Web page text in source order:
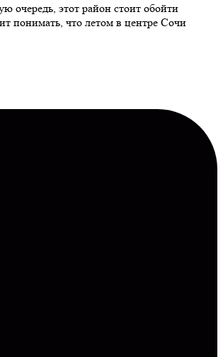
очередь, этот район стоит обойти
понимать, что летом в центре Сочи